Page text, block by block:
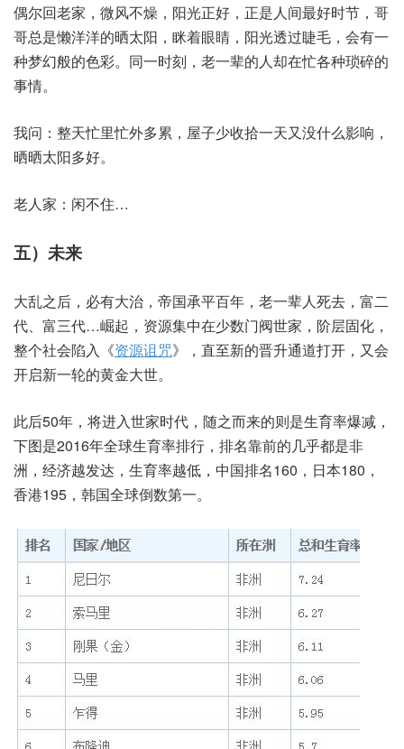
偶尔回老家，微风不燥，阳光正好，正是人间最好时节，哥
哥总是懒洋洋的晒太阳，眯着眼睛，阳光透过睫毛，会有一
种梦幻般的色彩。同一时刻，老一辈的人却在忙各种琐碎的
事情。
我问：整天忙里忙外多累，屋子少收拾一天又没什么影响，
晒晒太阳多好。
老人家：闲不住…
五）未来
大乱之后，必有大治，帝国承平百年，老一辈人死去，富二
代、富三代…崛起，资源集中在少数门阀世家，阶层固化，
整个社会陷入《资源诅咒》，直至新的晋升通道打开，又会
开启新一轮的黄金大世。
此后50年，将进入世家时代，随之而来的则是生育率爆减，
下图是2016年全球生育率排行，排名靠前的几乎都是非
洲，经济越发达，生育率越低，中国排名160，日本180，
香港195，韩国全球倒数第一。